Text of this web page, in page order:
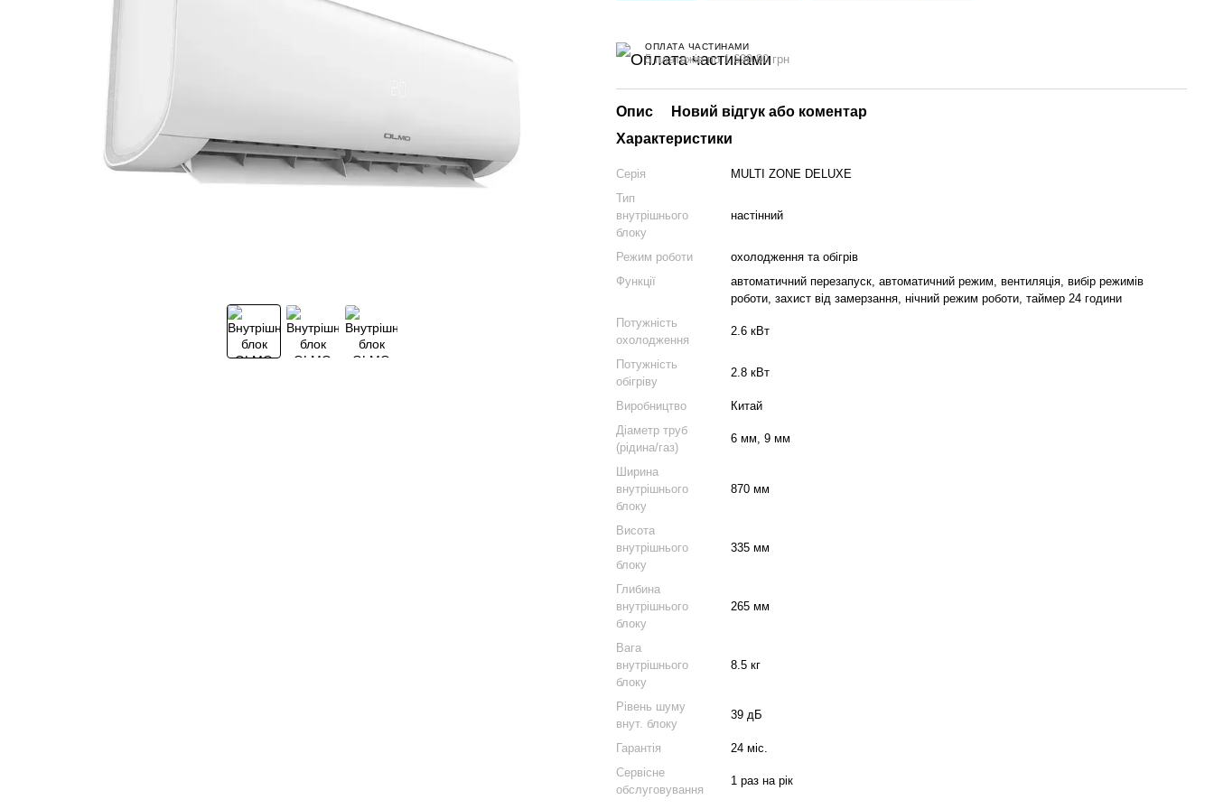
ОПЛАТА ЧАСТИНАМИ
5 платежів по 1 699.80 грн
Опис
Новий відгук або коментар
Характеристики
Серія
MULTI ZONE DELUXE
Тип
внутрішнього
блоку
настінний
Режим роботи
охолодження та обігрів
Функції
автоматичний перезапуск, автоматичний режим, вентиляція, вибір режимів
роботи, захист від замерзання, нічний режим роботи, таймер 24 години
Потужність
охолодження
2.6 кВт
Потужність
обігріву
2.8 кВт
Виробництво
Китай
Діаметр труб
(рідина/газ)
6 мм, 9 мм
Ширина
внутрішнього
блоку
870 мм
Висота
внутрішнього
блоку
335 мм
Глибина
внутрішнього
блоку
265 мм
Вага
внутрішнього
блоку
8.5 кг
Рівень шуму
внут. блоку
39 дБ
Гарантія
24 міс.
Сервісне
обслуговування
1 раз на рік